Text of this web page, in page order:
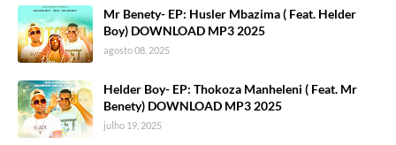
Mr Benety- EP: Husler Mbazima ( Feat. Helder
Boy) DOWNLOAD MP3 2025
agosto 08, 2025
Helder Boy- EP: Thokoza Manheleni ( Feat. Mr
Benety) DOWNLOAD MP3 2025
julho 19, 2025